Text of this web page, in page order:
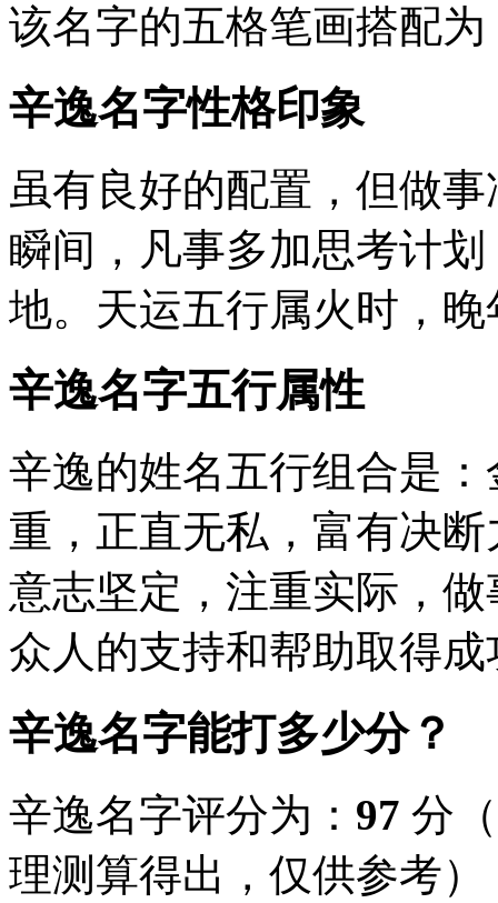
该名字的五格笔画搭配为
辛逸名字性格印象
虽有良好的配置，但做
瞬间，凡事多加思考计
地。天运五行属火时，
辛逸名字五行属性
辛逸的姓名五行组合是：
重，正直无私，富有决
意志坚定，注重实际，
众人的支持和帮助取得成
辛逸名字能打多少分？
辛逸名字评分为： 97 分
理测算得出，仅供参考）